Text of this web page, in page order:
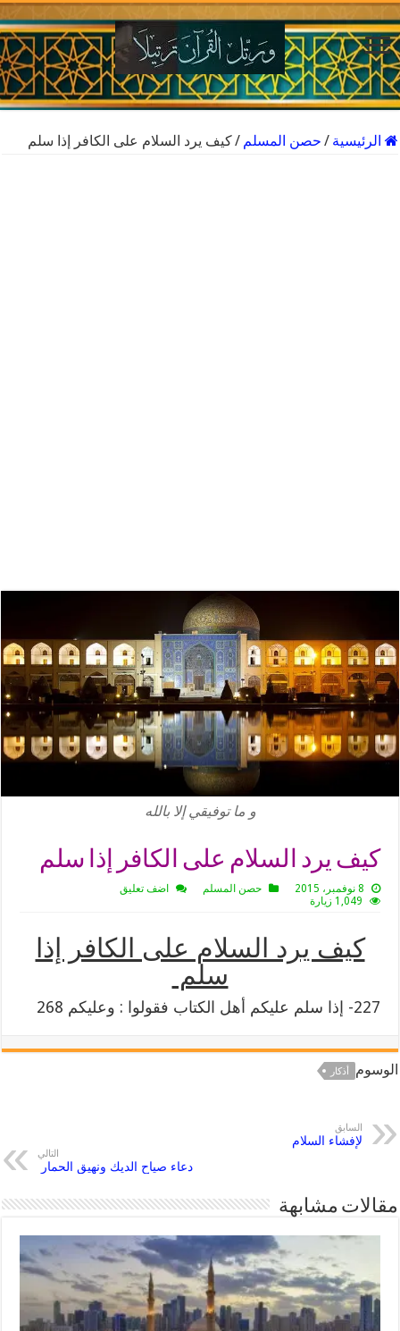
الرئيسية / حصن المسلم / كيف يرد السلام على الكافر إذا سلم
و ما توفيقي إلا بالله
كيف يرد السلام على الكافر إذا سلم
8 نوفمبر، 2015 حصن المسلم
اضف تعليق
1,049 زيارة
كيف يرد السلام على الكافر إذا
سلم
227- إذا سلم عليكم أهل الكتاب فقولوا : وعليكم 268
الوسوم أذكار
السابق
لإفشاء السلام
التالي
دعاء صياح الديك ونهيق الحمار
مقالات مشابهة